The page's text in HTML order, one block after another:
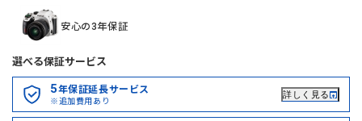
安心の3年保証
選べる保証サービス
5年保証延長サービス
※追加費用あり
詳しく見る